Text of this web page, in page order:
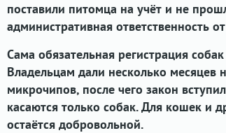
поставили питомца на учёт и не
административная ответственность
Сама обязательная регистрация
Владельцам дали несколько
микрочипов, после чего закон
касаются только собак. Для кошек и
остаётся добровольной.